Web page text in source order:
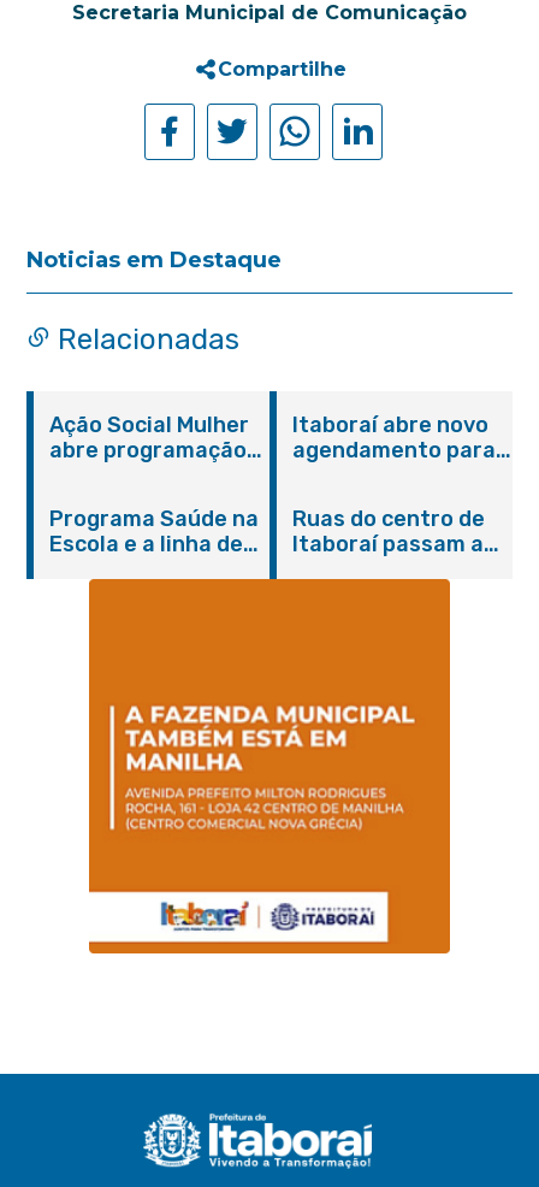
Secretaria Municipal de Comunicação
Compartilhe
Noticias em Destaque
Relacionadas
Ação Social Mulher
abre programação
serviços gratuitos e
orientações
Itaboraí abre novo
agendamento para
Programa Saúde na
Escola e a linha de
Magalhães Seabra
Ruas do centro de
Itaboraí passam a